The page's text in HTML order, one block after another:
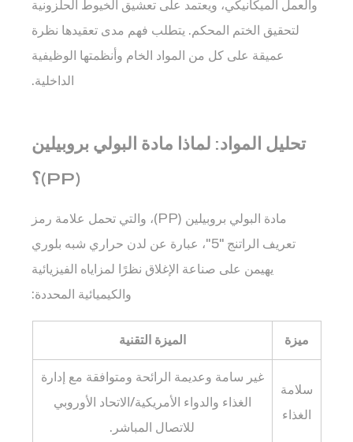
بروبيلين
من
نظام
منع
التسرب)
والعمل الميكانيكي، ويعتمد على تعشيق الخيوط الحلزونية
لتحقيق الختم المحكم. يتطلب فهم مدى تعقيدها نظرة
عميقة على كل من المواد الخام وأنظمتها الوظيفية
الداخلية.
تحليل المواد: لماذا مادة البولي بروبيلين
(PP)؟
مادة البولي بروبيلين (PP)، والتي تحمل علامة رمز
تعريف الراتنج "5"، عبارة عن لدن حراري شبه بلوري
يهيمن على صناعة الإغلاق نظرًا لمزاياه الفيزيائية
والكيميائية المحددة:
ميزة الميزة التقنية
سلامة
الغذاء
غير سامة وعديمة الرائحة ومتوافقة مع إدارة
الغذاء والدواء الأمريكية/الاتحاد الأوروبي
للاتصال المباشر.